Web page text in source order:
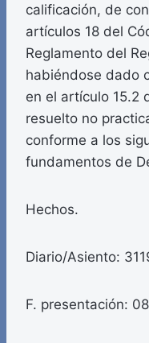
calificación, de
artículos 18 del
Reglamento del
habiéndose dado
en el artículo 15.2
resuelto no
conforme a los
fundamentos de
Hechos.
Diario/Asiento:
F. presentación: